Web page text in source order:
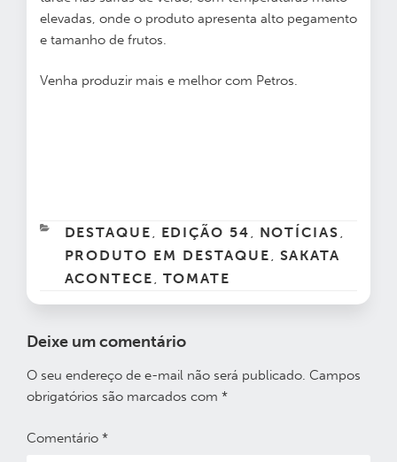
elevadas, onde o produto apresenta alto pegamento
e tamanho de frutos.
Venha produzir mais e melhor com Petros.
CATEGORIAS
DESTAQUE , EDIÇÃO 54 , NOTÍCIAS ,
PRODUTO EM DESTAQUE , SAKATA
ACONTECE , TOMATE
Deixe um comentário
O seu endereço de e-mail não será publicado. Campos
obrigatórios são marcados com *
Comentário *